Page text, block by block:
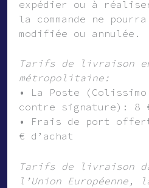
expédier ou à
la commande ne
modifiée ou annulée.
Tarifs de livraison
métropolitaine:
• La Poste
contre signature): 8
• Frais de port
€ d’achat
Tarifs de livraison
l’Union Européenne,